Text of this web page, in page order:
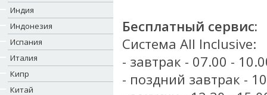
Индия
Индонезия
Испания
Италия
Кипр
Китай
Бесплатный сервис:
Система All Inclusive:
- завтрак - 07.00 -
- поздний завтрак -